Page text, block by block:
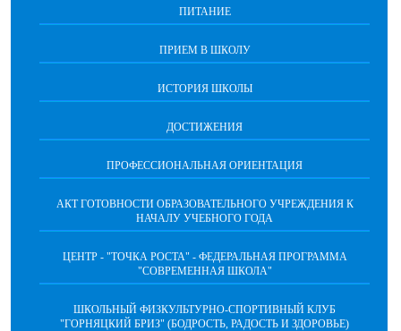
ПИТАНИЕ
ПРИЕМ В ШКОЛУ
ИСТОРИЯ ШКОЛЫ
ДОСТИЖЕНИЯ
ПРОФЕССИОНАЛЬНАЯ ОРИЕНТАЦИЯ
АКТ ГОТОВНОСТИ ОБРАЗОВАТЕЛЬНОГО УЧРЕЖДЕНИЯ К
НАЧАЛУ УЧЕБНОГО ГОДА
ЦЕНТР - "ТОЧКА РОСТА" - ФЕДЕРАЛЬНАЯ ПРОГРАММА
"СОВРЕМЕННАЯ ШКОЛА"
ШКОЛЬНЫЙ ФИЗКУЛЬТУРНО-СПОРТИВНЫЙ КЛУБ
"ГОРНЯЦКИЙ БРИЗ" (БОДРОСТЬ, РАДОСТЬ И ЗДОРОВЬЕ)